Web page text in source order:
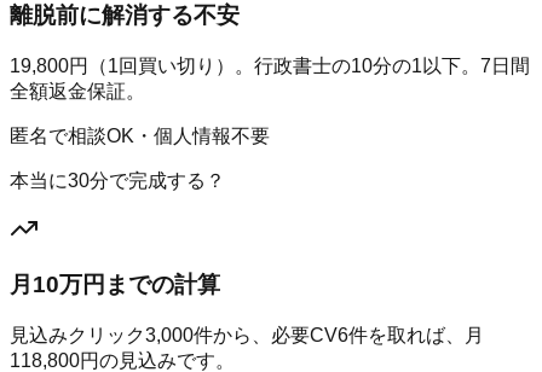
離脱前に解消する不安
19,800円（1回買い切り）。行政書士の10分の1以下。7日間
全額返金保証。
匿名で相談OK・個人情報不要
本当に30分で完成する？
月10万円までの計算
見込みクリック3,000件から、必要CV6件を取れば、月
118,800円の見込みです。